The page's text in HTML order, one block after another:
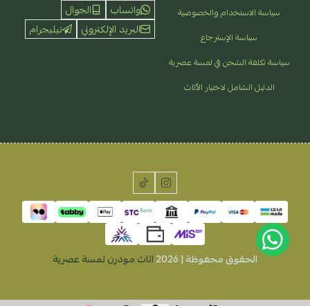
سياسة الاستخدام والخصوصية
سياسة الإسترجاع
سياسة تكلفة الشحن في لمسة عصرية
الدليل الشامل لاختيار الأثاث
واتساب
الجوال
البريد الإلكتروني
تيليجرام
الحقوق محفوظة | 2026 اثاث مودرن لمسة عصرية